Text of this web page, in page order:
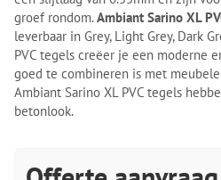
groef rondom.Ambiant Sarino XL
leverbaar in Grey, Light Grey, Dark
PVC tegels creëer je een moderne
goed te combineren is met
Ambiant Sarino XL PVC tegels
betonlook.